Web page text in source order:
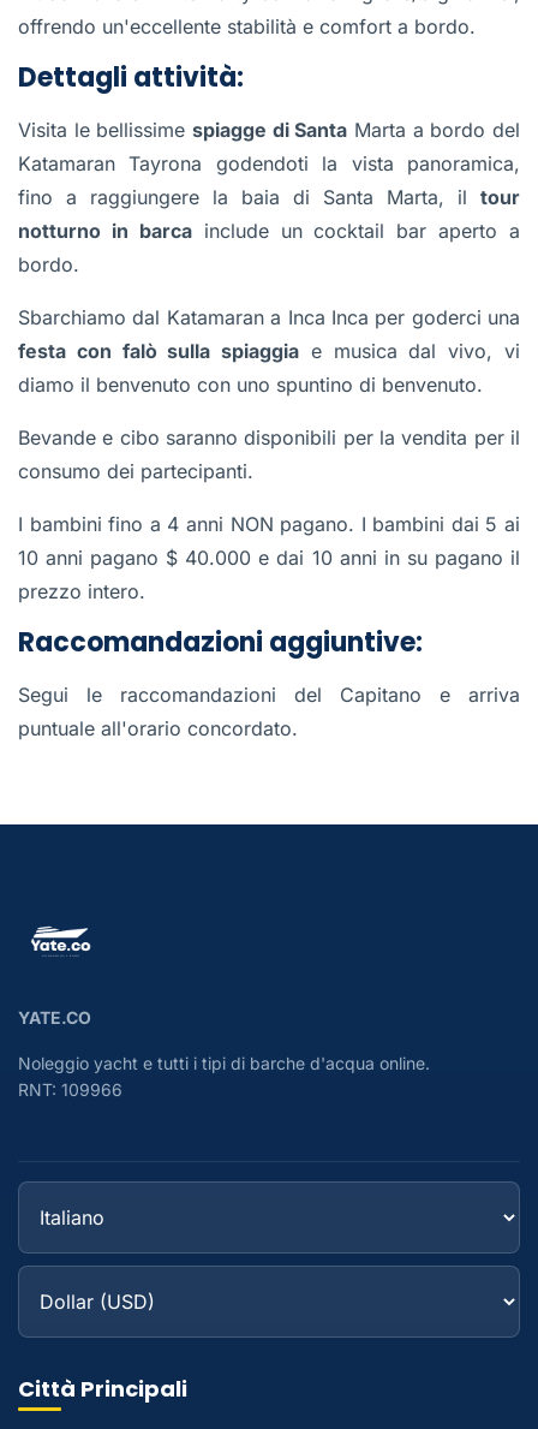
offrendo un'eccellente stabilità e comfort a bordo.
Dettagli attività:
Visita le bellissime spiagge di Santa Marta a bordo del
Katamaran Tayrona godendoti la vista panoramica,
fino a raggiungere la baia di Santa Marta, il tour
notturno in barcainclude un cocktail bar aperto a
bordo.
Sbarchiamo dal Katamaran a Inca Inca per goderci una
festa con falò sulla spiaggia e musica dal vivo, vi
diamo il benvenuto con uno spuntino di benvenuto.
Bevande e cibo saranno disponibili per la vendita per il
consumo dei partecipanti.
I bambini fino a 4 anni NON pagano. I bambini dai 5 ai
10 anni pagano $ 40.000 e dai 10 anni in su pagano il
prezzo intero.
Raccomandazioni aggiuntive:
Segui le raccomandazioni del Capitano e arriva
puntuale all'orario concordato.
YATE.CO
Noleggio yacht e tutti i tipi di barche d'acqua online.
RNT: 109966
Città Principali